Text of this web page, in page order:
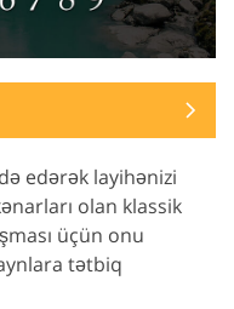
edərək layihənizi
olan klassik
üçün onu
tətbiq